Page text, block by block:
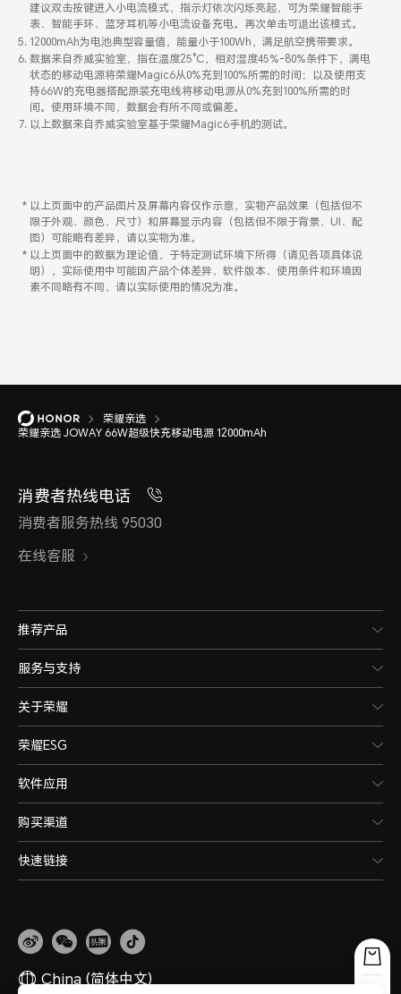
建议双击按键进入小电流模式，指示灯依次闪烁亮起，可为荣耀智能手
表、智能手环、蓝牙耳机等小电流设备充电。再次单击可退出该模式。
12000mAh为电池典型容量值，能量小于100Wh，满足航空携带要求。
数据来自乔威实验室，指在温度25°C，相对湿度45%-80%条件下，满电
状态的移动电源将荣耀Magic6从0%充到100%所需的时间；以及使用支
持66W的充电器搭配原装充电线将移动电源从0%充到100%所需的时
间。使用环境不同，数据会有所不同或偏差。
以上数据来自乔威实验室基于荣耀Magic6手机的测试。
以上页面中的产品图片及屏幕内容仅作示意，实物产品效果（包括但不
限于外观、颜色、尺寸）和屏幕显示内容（包括但不限于背景、UI、配
图）可能略有差异，请以实物为准。
以上页面中的数据为理论值，于特定测试环境下所得（请见各项具体说
明），实际使用中可能因产品个体差异、软件版本、使用条件和环境因
素不同略有不同，请以实际使用的情况为准。
荣耀亲选
荣耀亲选 JOWAY 66W超级快充移动电源 12000mAh
消费者热线电话
消费者服务热线 95030
在线客服
推荐产品
服务与支持
关于荣耀
荣耀ESG
软件应用
购买渠道
快速链接
China (简体中文)